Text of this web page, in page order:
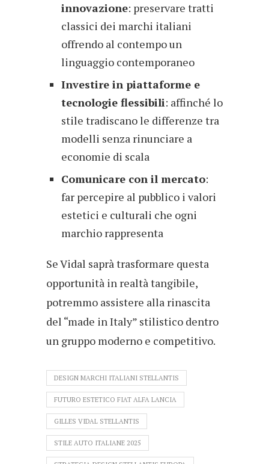
innovazione: preservare tratti
classici dei marchi italiani
offrendo al contempo un
linguaggio contemporaneo
Investire in piattaforme e
tecnologie flessibili: affinché lo
stile tradiscano le differenze tra
modelli senza rinunciare a
economie di scala
Comunicare con il mercato:
far percepire al pubblico i valori
estetici e culturali che ogni
marchio rappresenta
Se Vidal saprà trasformare questa
opportunità in realtà tangibile,
potremmo assistere alla rinascita
del “made in Italy” stilistico dentro
un gruppo moderno e competitivo.
DESIGN MARCHI ITALIANI STELLANTIS
FUTURO ESTETICO FIAT ALFA LANCIA
GILLES VIDAL STELLANTIS
STILE AUTO ITALIANE 2025